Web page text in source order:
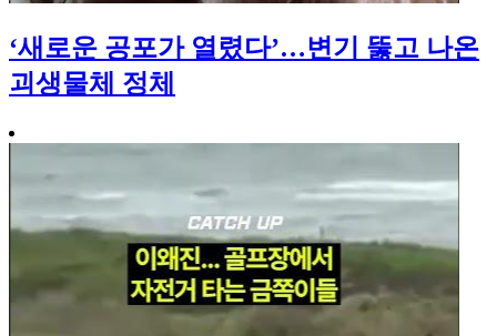
‘새로운 공포가 열렸다’…변기 뚫고 나온
괴생물체 정체